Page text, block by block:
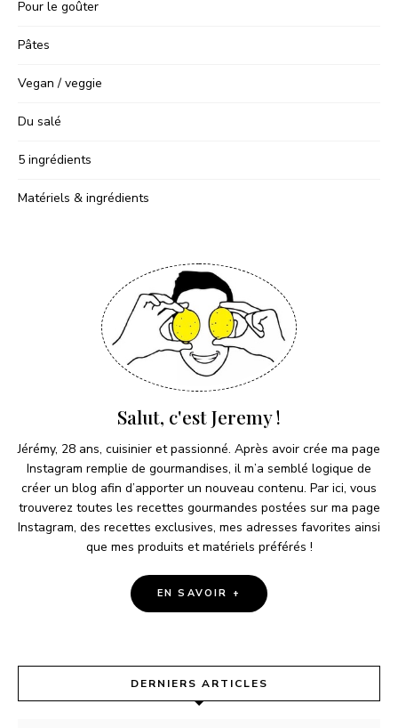
Pour le goûter
Pâtes
Vegan / veggie
Du salé
5 ingrédients
Matériels & ingrédients
Salut, c'est Jeremy !
Jérémy, 28 ans, cuisinier et passionné. Après avoir crée ma page
Instagram remplie de gourmandises, il m’a semblé logique de
créer un blog afin d’apporter un nouveau contenu. Par ici, vous
trouverez toutes les recettes gourmandes postées sur ma page
Instagram, des recettes exclusives, mes adresses favorites ainsi
que mes produits et matériels préférés !
EN SAVOIR +
DERNIERS ARTICLES